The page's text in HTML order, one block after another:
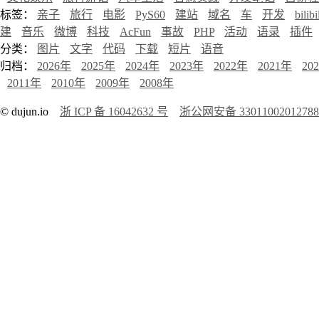
标签： 亲子 旅行 电影 PyS60 建站 域名 车 开发
建
音乐 微博 科技 AcFun 事故 PHP 活动 语录
插件
分类：
图片 文字 代码 下载 短片
语音
归档： 2026年 2025年 2024年 2023年 2022年 2021年
2011年
2010年 2009年 2008年
© dujun.io 浙 ICP 备 16042632 号 浙公网安备